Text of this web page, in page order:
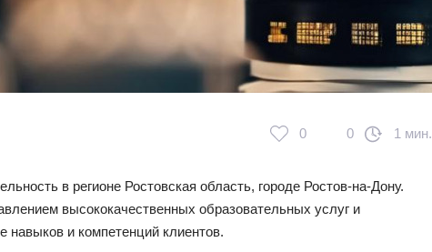
0 0 1 мин.
в регионе Ростовская область, городе Ростов-на-Дону.
высококачественных образовательных услуг и
и компетенций клиентов.